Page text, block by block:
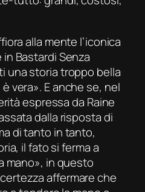
alla mente l’iconica
in Bastardi Senza
una storia troppo bella
vera». E anche se, nel
espressa da Raine
dalla risposta di
di tanto in tanto,
il fato si ferma a
mano», in questo
affermare che